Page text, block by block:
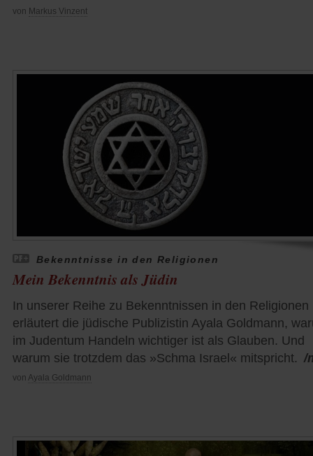
von Markus Vinzent
Bekenntnisse in den Religionen
Mein Bekenntnis als Jüdin
In unserer Reihe zu Bekenntnissen in den Religionen
erläutert die jüdische Publizistin Ayala Goldmann,
im Judentum Handeln wichtiger ist als Glauben. Und
warum sie trotzdem das »Schma Israel« mitspricht. /
von Ayala Goldmann